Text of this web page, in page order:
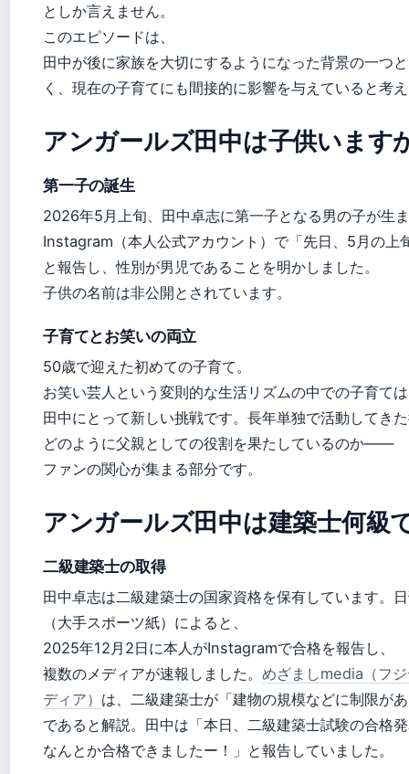
としか言えません。
このエピソードは、
田中が後に家族を大切にするようになった背景の一つ
く、現在の子育てにも間接的に影響を与えていると考
アンガールズ田中は子供います
第一子の誕生
2026年5月上旬、田中卓志に第一子となる男の子が生
Instagram（本人公式アカウント）で「先日、5月の上
と報告し、性別が男児であることを明かしました。
子供の名前は非公開とされています。
子育てとお笑いの両立
50歳で迎えた初めての子育て。
お笑い芸人という変則的な生活リズムの中での子育て
田中にとって新しい挑戦です。長年単独で活動してき
どのように父親としての役割を果たしているのか——
ファンの関心が集まる部分です。
アンガールズ田中は建築士何級
二級建築士の取得
田中卓志は二級建築士の国家資格を保有しています。
（大手スポーツ紙）によると、
2025年12月2日に本人がInstagramで合格を報告し、
複数のメディアが速報しました。 めざましmedia（フ
ディア） は、二級建築士が「建物の規模などに制限が
であると解説。田中は「本日、二級建築士試験の合格
なんとか合格できましたー！」と報告していました。